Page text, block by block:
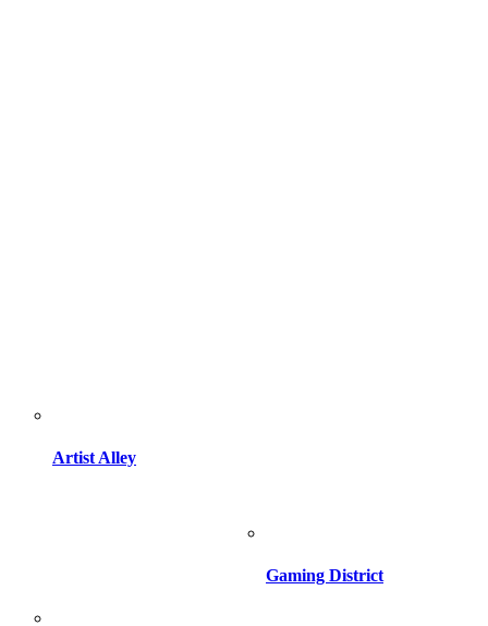
Artist Alley
Gaming District